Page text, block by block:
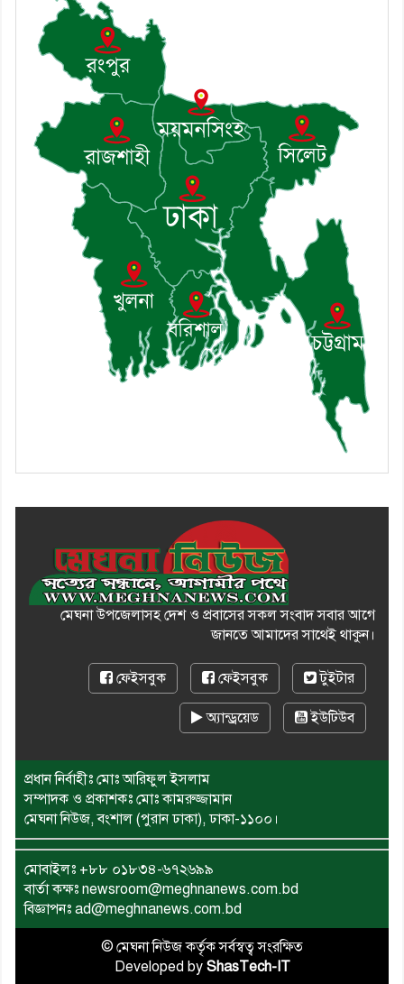
৭। দাউদকান্দিতে উপজেলা আইন-
শৃঙ্খলা কমিটির মাসিক সভা অনুষ্ঠিত
৮। দাউদকান্দিতে মুচি সম্প্রদায়ের
খোঁজখবর নিলেন ড. খন্দকার মারুফ
হোসেন
৯। মেঘনায় আইন-শৃঙ্খলা কমিটির
মাসিক সভা অনুষ্ঠিত
১০। জাতীয় নেতা ড. খন্দকার
মোশাররফ হোসেনের মূল্যায়ন কোথায়
এবং একটি বিশ্লেষণ
মেঘনা উপজেলাসহ দেশ ও প্রবাসের সকল সংবাদ সবার আগে
জানতে আমাদের সাথেই থাকুন।
ফেইসবুক ফেইসবুক টুইটার
অ্যান্ড্রয়েড ইউটিউব
প্রধান নির্বাহীঃ মোঃ আরিফুল ইসলাম
সম্পাদক ও প্রকাশকঃ মোঃ কামরুজ্জামান
মেঘনা নিউজ, বংশাল (পুরান ঢাকা), ঢাকা-১১০০।
মোবাইলঃ +৮৮ ০১৮৩৪-৬৭২৬৯৯
বার্তা কক্ষঃ newsroom@meghnanews.com.bd
বিজ্ঞাপনঃ ad@meghnanews.com.bd
© মেঘনা নিউজ কর্তৃক সর্বস্বত্ব সংরক্ষিত
Developed by ShasTech-IT